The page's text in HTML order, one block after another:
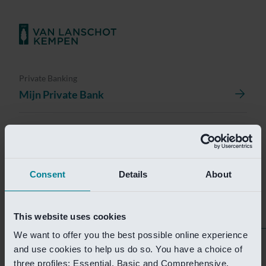
Consent Details About
This website uses cookies
We want to offer you the best possible online experience
and use cookies to help us do so. You have a choice of
three profiles: Essential, Basic and Comprehensive.
Private Banking
Mijn Private Bank
Investment Banking
Van Lanschot Kempen Research
Helaas is deze pagina